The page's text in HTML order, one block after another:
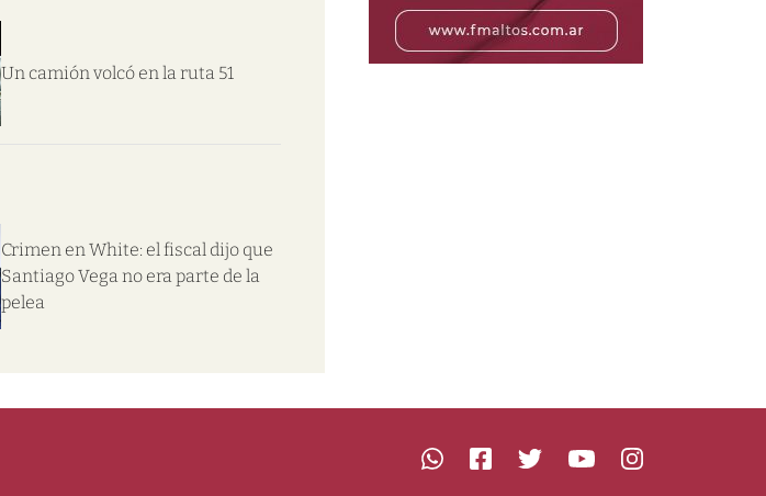
Un camión volcó en la ruta 51
Crimen en White: el fiscal dijo que
Santiago Vega no era parte de la
pelea